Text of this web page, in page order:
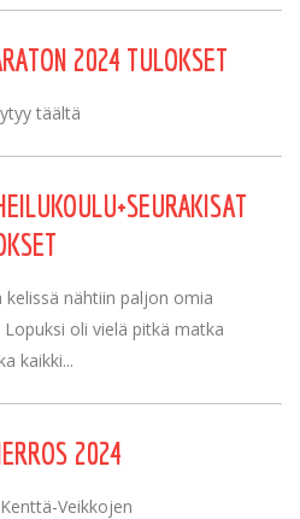
2024 TULOKSET
täältä
kelissä nähtiin paljon omia
Lopuksi oli vielä pitkä matka
kaikki...
2024
Veikkojen